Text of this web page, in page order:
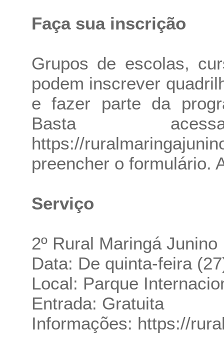
Faça sua inscrição
Grupos de escolas,
podem inscrever
e fazer parte da
Basta
https://
preencher o formulário.
Serviço
2º Rural Maringá Junino
Data: De quinta-feira
Local: Parque
Entrada: Gratuita
Informações: https://